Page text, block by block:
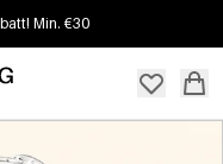
Min. €30